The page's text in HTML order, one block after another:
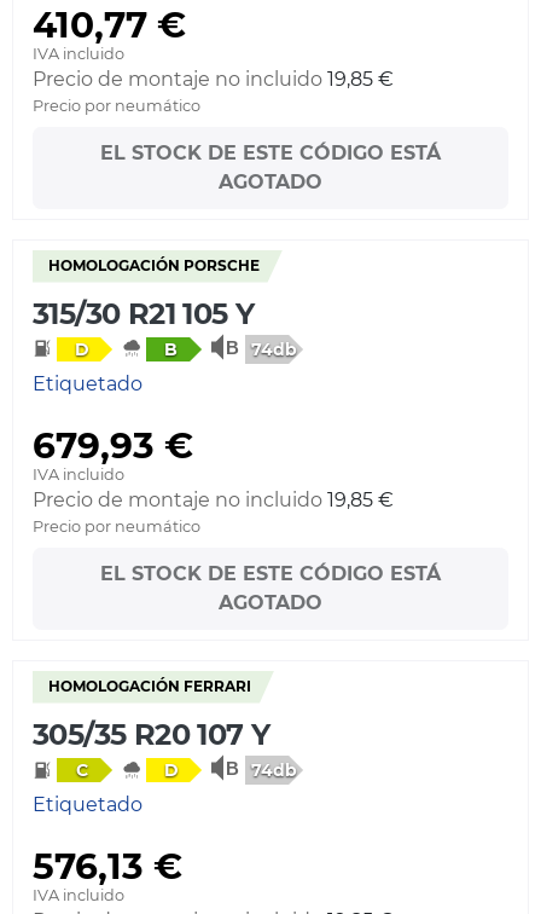
410,77 €
IVA incluido
Precio de montaje no incluido 19,85 €
Precio por neumático
EL STOCK DE ESTE CÓDIGO ESTÁ
AGOTADO
HOMOLOGACIÓN PORSCHE
315/30 R21 105 Y
D B 74db
Etiquetado
679,93 €
IVA incluido
Precio de montaje no incluido 19,85 €
Precio por neumático
EL STOCK DE ESTE CÓDIGO ESTÁ
AGOTADO
HOMOLOGACIÓN FERRARI
305/35 R20 107 Y
C D 74db
Etiquetado
576,13 €
IVA incluido